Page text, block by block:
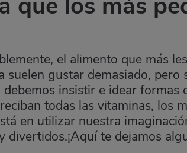
el alimento que más
suelen gustar demasiado, pero
insistir e idear formas
todas las vitaminas, los
en utilizar nuestra
divertidos.¡Aquí te dejamos